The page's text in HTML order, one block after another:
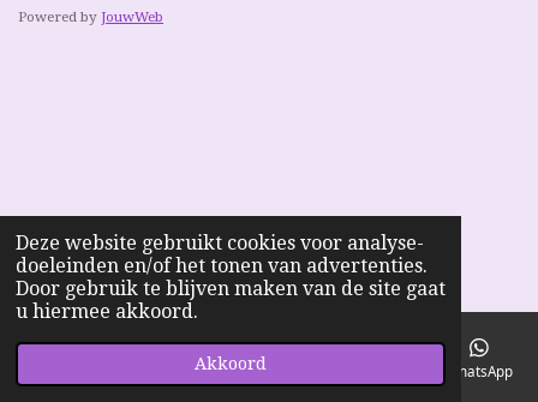
Deze website gebruikt cookies voor analyse-
doeleinden en/of het tonen van advertenties.
Door gebruik te blijven maken van de site gaat
u hiermee akkoord.
Akkoord
Powered by JouwWeb
Telefoonnummer WhatsApp